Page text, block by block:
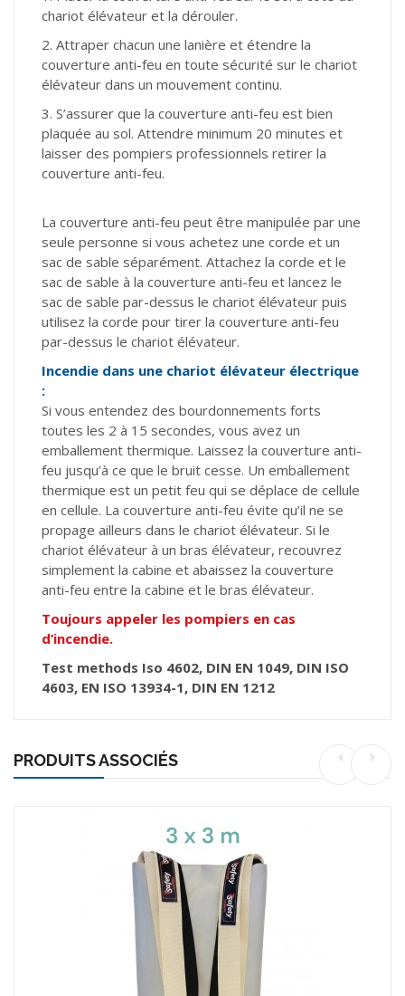
chariot élévateur et la dérouler.
2. Attraper chacun une lanière et étendre la
couverture anti-feu en toute sécurité sur le chariot
élévateur dans un mouvement continu.
3. S’assurer que la couverture anti-feu est bien
plaquée au sol. Attendre minimum 20 minutes et
laisser des pompiers professionnels retirer la
couverture anti-feu.
La couverture anti-feu peut être manipulée par une
seule personne si vous achetez une corde et un
sac de sable séparément. Attachez la corde et le
sac de sable à la couverture anti-feu et lancez le
sac de sable par-dessus le chariot élévateur puis
utilisez la corde pour tirer la couverture anti-feu
par-dessus le chariot élévateur.
Incendie dans une chariot élévateur électrique
:
Si vous entendez des bourdonnements forts
toutes les 2 à 15 secondes, vous avez un
emballement thermique. Laissez la couverture anti-
feu jusqu’à ce que le bruit cesse. Un emballement
thermique est un petit feu qui se déplace de cellule
en cellule. La couverture anti-feu évite qu’il ne se
propage ailleurs dans le chariot élévateur. Si le
chariot élévateur à un bras élévateur, recouvrez
simplement la cabine et abaissez la couverture
anti-feu entre la cabine et le bras élévateur.
Toujours appeler les pompiers en cas
d’incendie.
Test methods Iso 4602, DIN EN 1049, DIN ISO
4603, EN ISO 13934-1, DIN EN 1212
PRODUITS ASSOCIÉS